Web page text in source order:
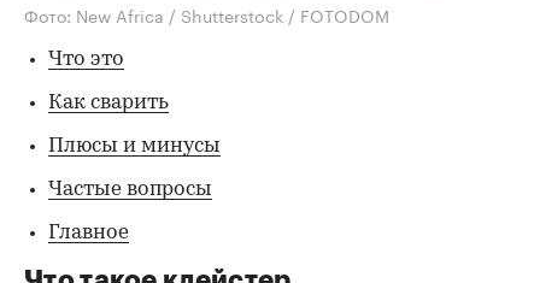
Фото: New Africa / Shutterstock / FOTODOM
Что это
Как сварить
Плюсы и минусы
Частые вопросы
Главное